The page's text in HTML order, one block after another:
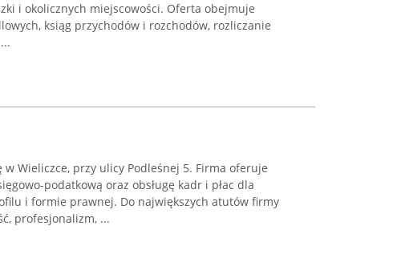
i okolicznych miejscowości. Oferta obejmuje
ksiąg przychodów i rozchodów, rozliczanie
w Wieliczce, przy ulicy Podleśnej 5. Firma oferuje
podatkową oraz obsługę kadr i płac dla
i formie prawnej. Do największych atutów firmy
profesjonalizm, ...